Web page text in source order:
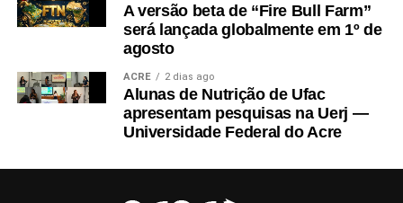
A versão beta de “Fire Bull Farm”
será lançada globalmente em 1º de
agosto
ACRE 2 dias ago
Alunas de Nutrição de Ufac
apresentam pesquisas na Uerj —
Universidade Federal do Acre